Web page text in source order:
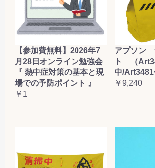
【参加費無料】2026年7
月28日オンライン勉強会
『 熱中症対策の基本と現
場での予防ポイント 』
￥1
アプソン
ト （
中/Art3481
￥9,240